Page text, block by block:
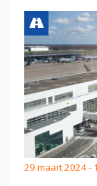
29 maart 2024 -